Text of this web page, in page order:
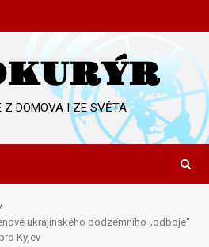
Z DOMOVA I ZE SVĚTA
ukrajinského podzemního „odboje“
Kyjev